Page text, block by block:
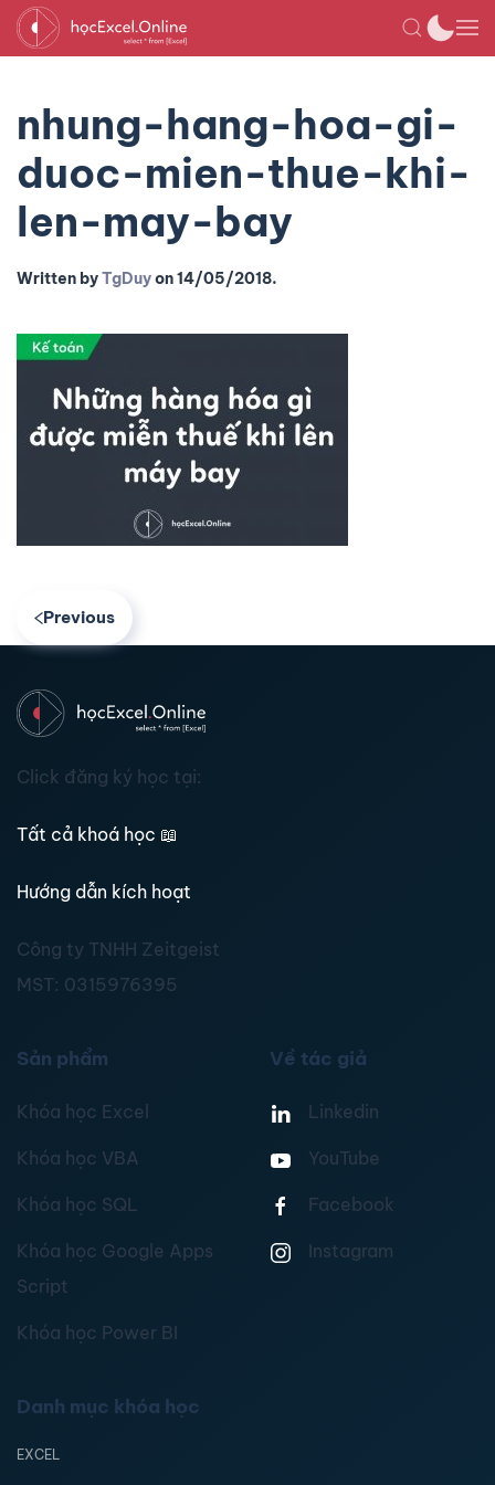
nhung-hang-hoa-gi-
duoc-mien-thue-khi-
len-may-bay
Written byTgDuyon14/05/2018.
Previous
Click đăng ký học tại:
Tất cả khoá học 📖
Hướng dẫn kích hoạt
Công ty TNHH Zeitgeist
MST: 0315976395
Sản phẩm
Khóa học Excel
Khóa học VBA
Khóa học SQL
Khóa học Google Apps
Script
Khóa học Power BI
Về tác giả
Linkedin
YouTube
Facebook
Instagram
Danh mục khóa học
EXCEL